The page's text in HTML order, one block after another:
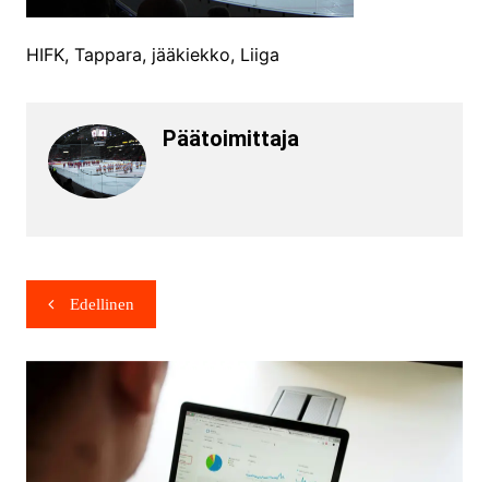
HIFK, Tappara, jääkiekko, Liiga
Päätoimittaja
Edellinen